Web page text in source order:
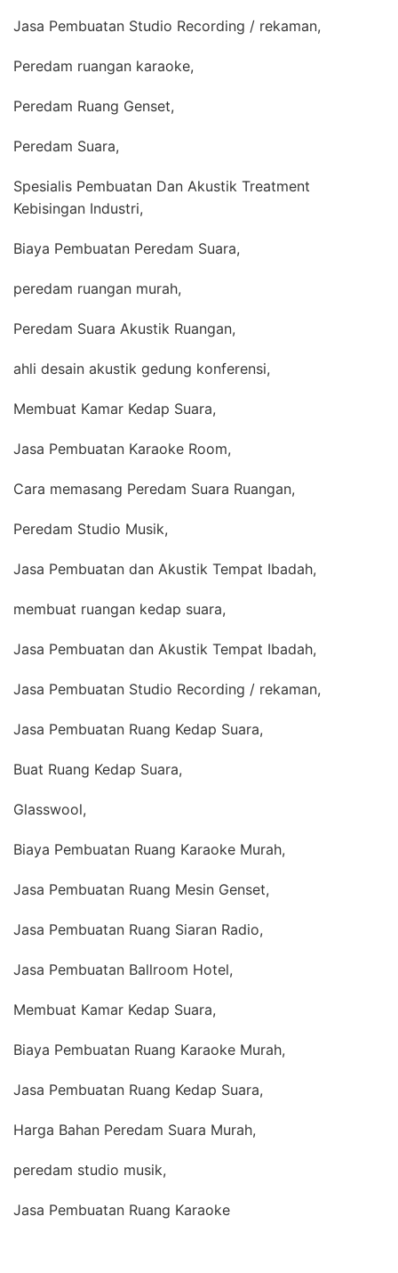
Jasa Pembuatan Studio Recording / rekaman,
Peredam ruangan karaoke,
Peredam Ruang Genset,
Peredam Suara,
Spesialis Pembuatan Dan Akustik Treatment
Kebisingan Industri,
Biaya Pembuatan Peredam Suara,
peredam ruangan murah,
Peredam Suara Akustik Ruangan,
ahli desain akustik gedung konferensi,
Membuat Kamar Kedap Suara,
Jasa Pembuatan Karaoke Room,
Cara memasang Peredam Suara Ruangan,
Peredam Studio Musik,
Jasa Pembuatan dan Akustik Tempat Ibadah,
membuat ruangan kedap suara,
Jasa Pembuatan dan Akustik Tempat Ibadah,
Jasa Pembuatan Studio Recording / rekaman,
Jasa Pembuatan Ruang Kedap Suara,
Buat Ruang Kedap Suara,
Glasswool,
Biaya Pembuatan Ruang Karaoke Murah,
Jasa Pembuatan Ruang Mesin Genset,
Jasa Pembuatan Ruang Siaran Radio,
Jasa Pembuatan Ballroom Hotel,
Membuat Kamar Kedap Suara,
Biaya Pembuatan Ruang Karaoke Murah,
Jasa Pembuatan Ruang Kedap Suara,
Harga Bahan Peredam Suara Murah,
peredam studio musik,
Jasa Pembuatan Ruang Karaoke